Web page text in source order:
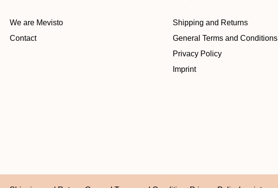
We are Mevisto
Contact
Shipping and Returns
General Terms and Conditions
Privacy Policy
Imprint